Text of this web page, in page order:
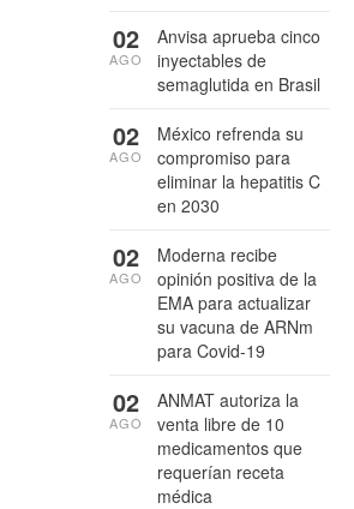
Anvisa aprueba cinco
inyectables de
semaglutida en Brasil
02
AGO
México refrenda su
compromiso para
eliminar la hepatitis C
en 2030
02
AGO
Moderna recibe
opinión positiva de la
EMA para actualizar
su vacuna de ARNm
para Covid-19
02
AGO
ANMAT autoriza la
venta libre de 10
medicamentos que
requerían receta
médica
02
AGO